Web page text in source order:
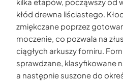
kłód drewna liściastego.
zmiękczane poprzez
moczenie, co pozwala na
ciągłych arkuszy forniru.
sprawdzane, klasyfikowane
a następnie suszone do